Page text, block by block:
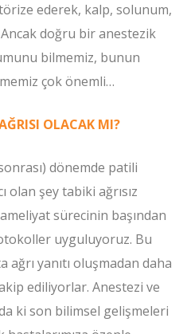
ederek, kalp, solunum,
doğru bir anestezik
bilmemiz, bunun
çok önemli…
OLACAK MI?
dönemde patili
olan şey tabiki ağrısız
sürecinin başından
uyguluyoruz. Bu
ağrı yanıtı oluşmadan daha
ediliyorlar. Anestezi ve
ki son bilimsel gelişmeleri